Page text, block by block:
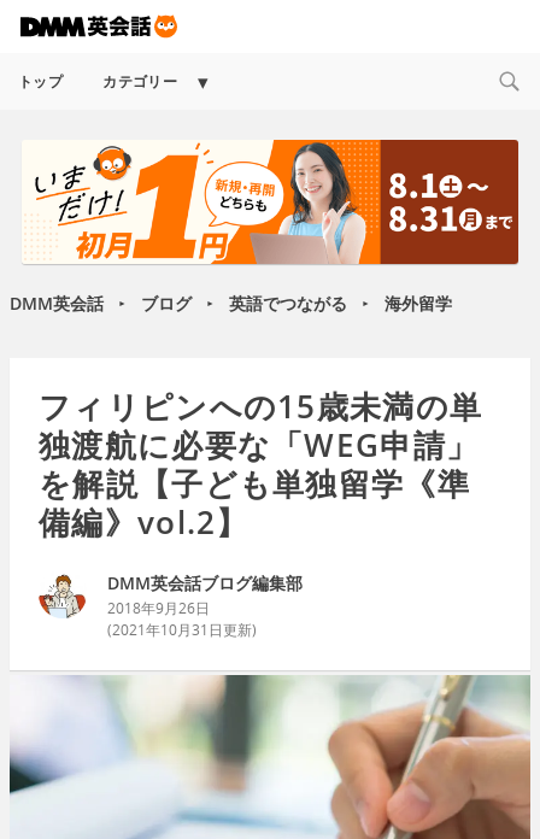
トップ カテゴリー
Expand
DMM英会話 ► ブログ ► 英語でつながる ► 海外留学
フィリピンへの15歳未満の単
独渡航に必要な「WEG申請」
を解説【子ども単独留学《準
備編》vol.2】
DMM英会話ブログ編集部
2018年9月26日
(2021年10月31日更新)